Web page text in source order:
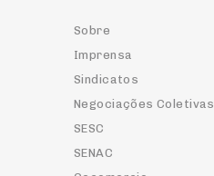
Sobre
Imprensa
Sindicatos
Negociações Coletivas
SESC
SENAC